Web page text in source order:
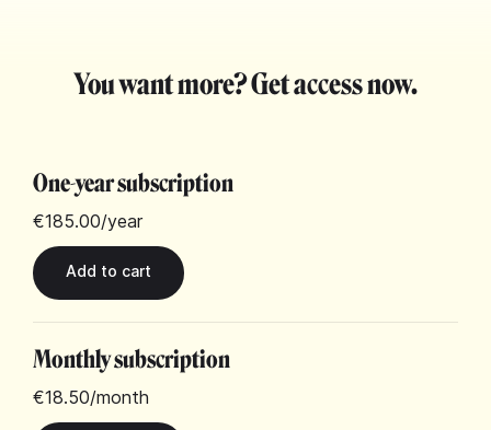
You want more? Get access now.
One-year subscription
€185.00/year
Monthly subscription
€18.50/month